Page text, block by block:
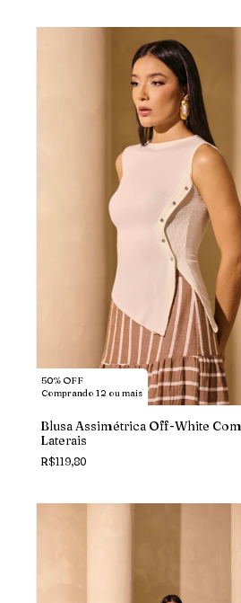
50% OFF
Comprando 12 ou mais
Blusa Assimétrica Off-White
Laterais
R$119,80